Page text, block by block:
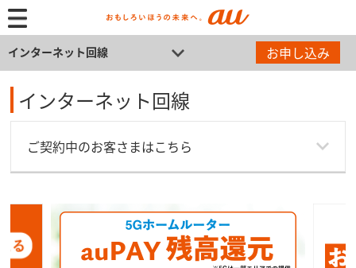
インターネット回線 お申し込み
インターネット回線
ご契約中のお客さまはこちら